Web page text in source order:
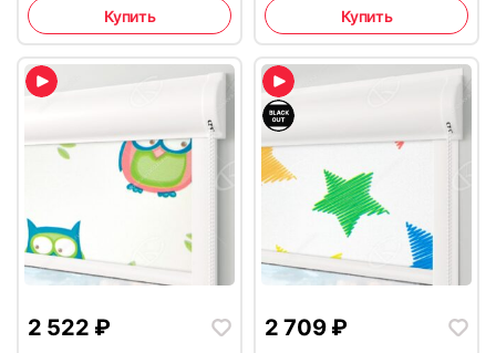
Купить Купить
2 522 ₽ 2 709 ₽